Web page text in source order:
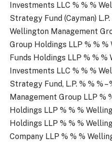
Investments LLC % % %
Strategy Fund (Cayman) L.P.
Wellington Management
Group Holdings LLP % %
Funds Holdings LLP % %
Investments LLC % % %
Strategy Fund, L.P. % % %
Management Group LLP %
Holdings LLP % % %
Holdings LLP % % %
Company LLP % % %